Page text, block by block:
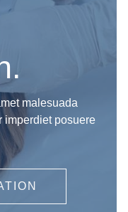
malesuada
imperdiet posuere